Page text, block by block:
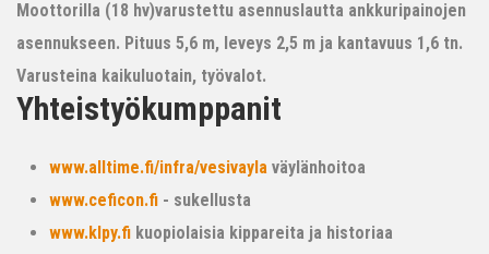
Moottorilla (18 hv)varustettu asennuslautta ankkuripainojen
asennukseen. Pituus 5,6 m, leveys 2,5 m ja kantavuus 1,6 tn.
Varusteina kaikuluotain, työvalot.
Yhteistyökumppanit
www.alltime.fi/infra/vesivayla väylänhoitoa
www.ceficon.fi - sukellusta
www.klpy.fi kuopiolaisia kippareita ja historiaa